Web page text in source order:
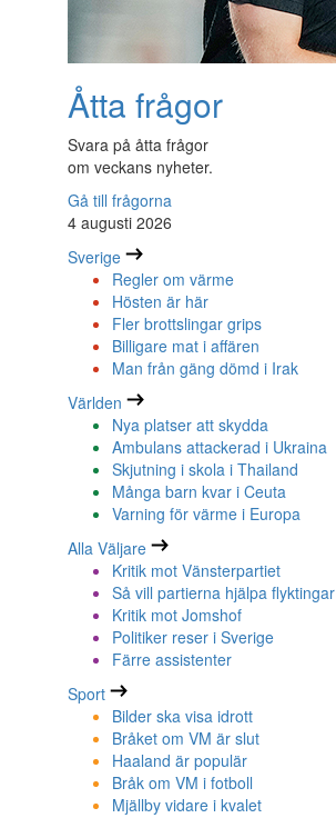
Åtta frågor
Svara på åtta frågor
om veckans nyheter.
Gå till frågorna
4 augusti 2026
Sverige
Regler om värme
Hösten är här
Fler brottslingar grips
Billigare mat i affären
Man från gäng dömd i Irak
Världen
Nya platser att skydda
Ambulans attackerad i Ukraina
Skjutning i skola i Thailand
Många barn kvar i Ceuta
Varning för värme i Europa
Alla Väljare
Kritik mot Vänsterpartiet
Så vill partierna hjälpa flyktingar
Kritik mot Jomshof
Politiker reser i Sverige
Färre assistenter
Sport
Bilder ska visa idrott
Bråket om VM är slut
Haaland är populär
Bråk om VM i fotboll
Mjällby vidare i kvalet